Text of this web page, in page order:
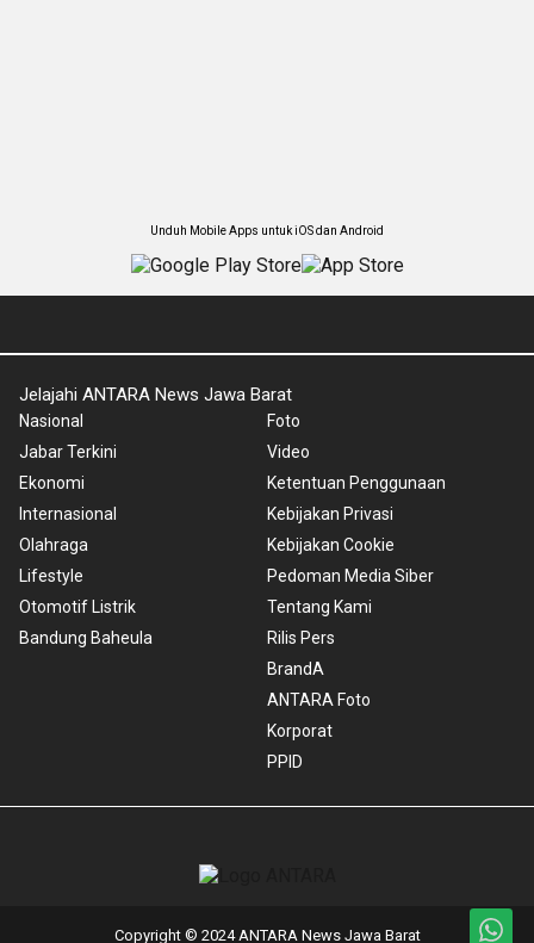
Unduh Mobile Apps untuk iOS dan Android
Jelajahi ANTARA News Jawa Barat
Nasional
Jabar Terkini
Ekonomi
Internasional
Olahraga
Lifestyle
Otomotif Listrik
Bandung Baheula
Foto
Video
Ketentuan Penggunaan
Kebijakan Privasi
Kebijakan Cookie
Pedoman Media Siber
Tentang Kami
Rilis Pers
BrandA
ANTARA Foto
Korporat
PPID
Copyright © 2024 ANTARA News Jawa Barat